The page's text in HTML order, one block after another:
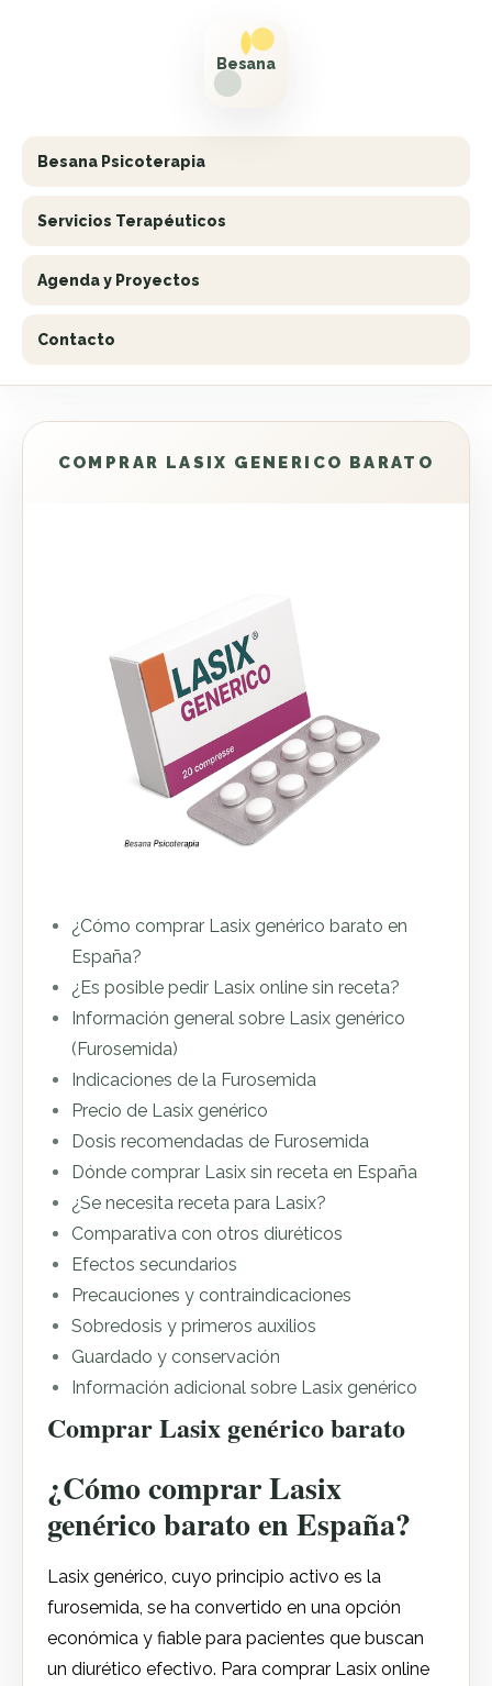
Besana Psicoterapia
Servicios Terapéuticos
Agenda y Proyectos
Contacto
COMPRAR LASIX GENERICO BARATO
¿Cómo comprar Lasix genérico barato en
España?
¿Es posible pedir Lasix online sin receta?
Información general sobre Lasix genérico
(Furosemida)
Indicaciones de la Furosemida
Precio de Lasix genérico
Dosis recomendadas de Furosemida
Dónde comprar Lasix sin receta en España
¿Se necesita receta para Lasix?
Comparativa con otros diuréticos
Efectos secundarios
Precauciones y contraindicaciones
Sobredosis y primeros auxilios
Guardado y conservación
Información adicional sobre Lasix genérico
Comprar Lasix genérico barato
¿Cómo comprar Lasix
genérico barato en España?
Lasix genérico, cuyo principio activo es la
furosemida, se ha convertido en una opción
económica y fiable para pacientes que buscan
un diurético efectivo. Para comprar Lasix online